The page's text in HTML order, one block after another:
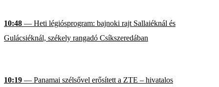
10:48 — Heti légiósprogram: bajnoki rajt Sallaiéknál és
Gulácsiéknál, székely rangadó Csíkszeredában
10:19 — Panamai szélsővel erősített a ZTE – hivatalos